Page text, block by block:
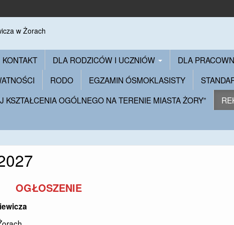
KONTAKT DLA RODZICÓW I UCZNIÓW DLA
RODO EGZAMIN ÓSMOKLASISTY
OGÓLNEGO NA TERENIE MIASTA ŻORY”
OGŁOSZENIE